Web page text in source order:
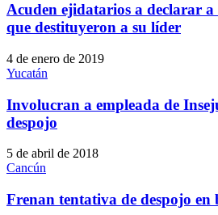
Acuden ejidatarios a declarar a
que destituyeron a su líder
4 de enero de 2019
Yucatán
Involucran a empleada de
despojo
5 de abril de 2018
Cancún
Frenan tentativa de despojo en